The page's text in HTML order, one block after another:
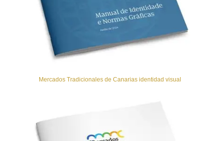
Mercados Tradicionales de Canarias identidad visual